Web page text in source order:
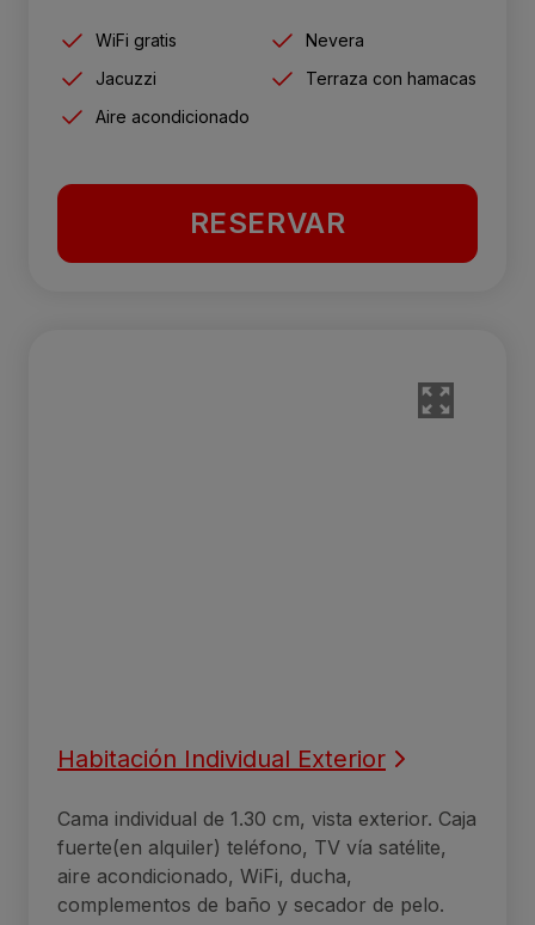
WiFi gratis
Nevera
Jacuzzi
Terraza con hamacas
Aire acondicionado
RESERVAR
Habitación Individual Exterior
Cama individual de 1.30 cm, vista exterior. Caja
fuerte(en alquiler) teléfono, TV vía satélite,
aire acondicionado, WiFi, ducha,
complementos de baño y secador de pelo.